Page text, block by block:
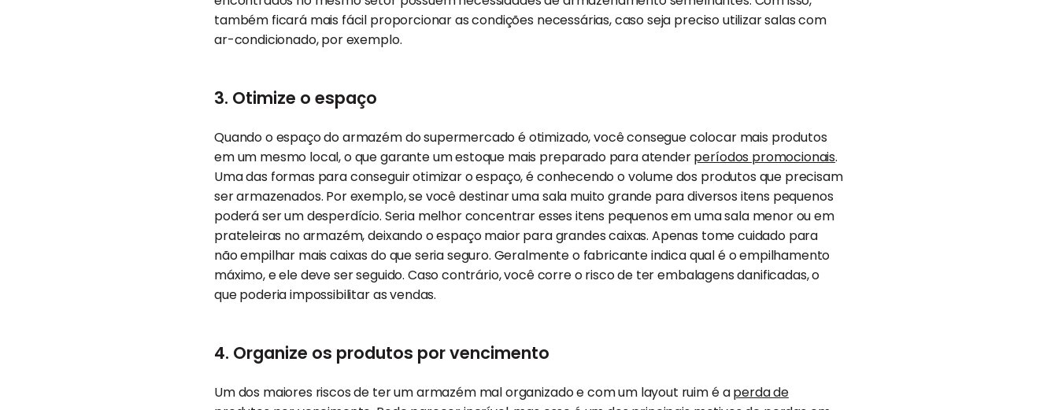
também ficará mais fácil proporcionar as condições necessárias, caso seja preciso utilizar salas com
ar-condicionado, por exemplo.
3. Otimize o espaço
Quando o espaço do armazém do supermercado é otimizado, você consegue colocar mais produtos
em um mesmo local, o que garante um estoque mais preparado para atenderperíodos promocionais.
Uma das formas para conseguir otimizar o espaço, é conhecendo o volume dos produtos que precisam
ser armazenados. Por exemplo, se você destinar uma sala muito grande para diversos itens pequenos
poderá ser um desperdício. Seria melhor concentrar esses itens pequenos em uma sala menor ou em
prateleiras no armazém, deixando o espaço maior para grandes caixas. Apenas tome cuidado para
não empilhar mais caixas do que seria seguro. Geralmente o fabricante indica qual é o empilhamento
máximo, e ele deve ser seguido. Caso contrário, você corre o risco de ter embalagens danificadas, o
que poderia impossibilitar as vendas.
4. Organize os produtos por vencimento
Um dos maiores riscos de ter um armazém mal organizado e com um layout ruim é aperda de